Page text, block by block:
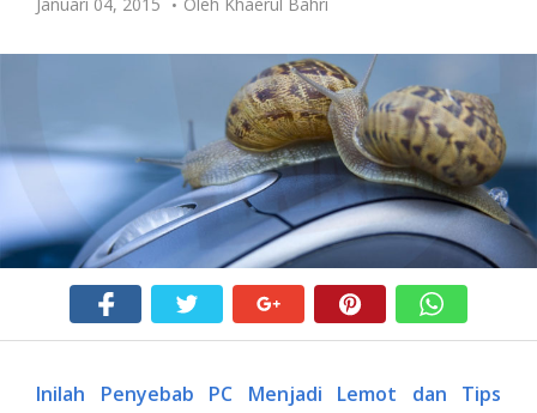
Inilah Penyebab PC Menjadi Lemot dan Tips